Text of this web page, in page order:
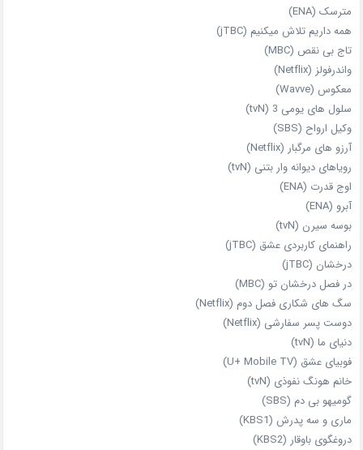
مترسک (ENA)
همه داریم تلاش میکنیم (jTBC)
تاج بی‌ نقص (MBC)
واندرفولز (Netflix)
معکوس (Wavve)
سلول های یومی 3 (tvN)
وکیل ارواح (SBS)
آرزو های مرگبار (Netflix)
رویاهای دیوانه‌ وار بتنی (tvN)
اوج قدرت (ENA)
آبرو (ENA)
بوسه سیرن (tvN)
راهنمای کاربردی عشق (jTBC)
درخشان (jTBC)
در فصل درخشان تو (MBC)
سگ های شکاری فصل دوم (Netflix)
دوست‌ پسر سفارشی (Netflix)
دنیای ما (tvN)
فوبیای عشق (U+ Mobile TV)
خانم هونگ نفوذی (tvN)
گومیهو بی دم (SBS)
ماری و سه پدرش (KBS1)
دروغگوی باوقار (KBS2)